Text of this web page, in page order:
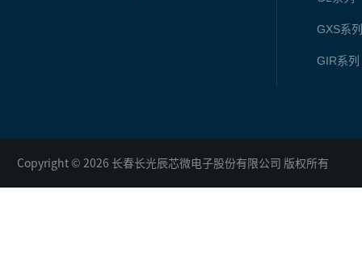
GXS系
GIR系列
Copyright © 2026 长春长光辰芯微电子股份有限公司 版权所有